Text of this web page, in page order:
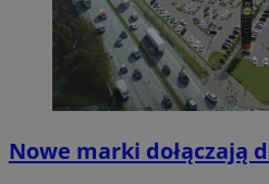
Nowe marki dołączają